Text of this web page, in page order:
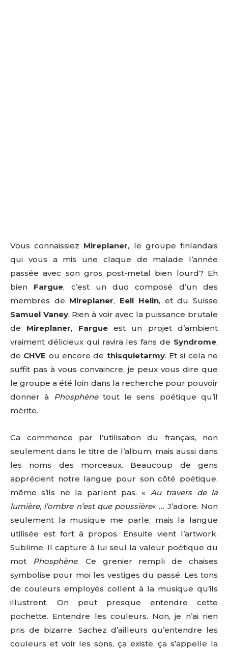
Vous connaissiez Mireplaner, le groupe finlandais
qui vous a mis une claque de malade l’année
passée avec son gros post-metal bien lourd? Eh
bien Fargue, c’est un duo composé d’un des
membres de Mireplaner, Eeli Helin, et du Suisse
Samuel Vaney. Rien à voir avec la puissance brutale
de Mireplaner, Fargueest un projet d’ambient
vraiment délicieux qui ravira les fans de Syndrome,
de CHVE ou encore de thisquietarmy. Et si cela ne
suffit pas à vous convaincre, je peux vous dire que
le groupe a été loin dans la recherche pour pouvoir
donner à Phosphènetout le sens poétique qu’il
mérite.
Ca commence par l’utilisation du français, non
seulement dans le titre de l’album, mais aussi dans
les noms des morceaux. Beaucoup de gens
apprécient notre langue pour son côté poétique,
même s’ils ne la parlent pas. « Au travers de la
lumière, l’ombre n’est que poussière« … J’adore. Non
seulement la musique me parle, mais la langue
utilisée est fort à propos. Ensuite vient l’artwork.
Sublime. Il capture à lui seul la valeur poétique du
mot Phosphène. Ce grenier rempli de chaises
symbolise pour moi les vestiges du passé. Les tons
de couleurs employés collent à la musique qu’ils
illustrent. On peut presque entendre cette
pochette. Entendre les couleurs. Non, je n’ai rien
pris de bizarre. Sachez d’ailleurs qu’entendre les
couleurs et voir les sons, ça existe, ça s’appelle la